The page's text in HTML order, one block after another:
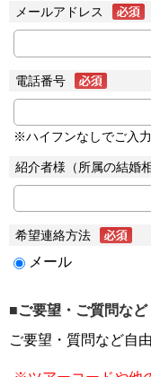
メールアドレス
電話番号
※ハイフンなしでご入
紹介者様（所属の結婚相
希望連絡方法
メール
■ご要望・ご質問など
ご要望・質問など自